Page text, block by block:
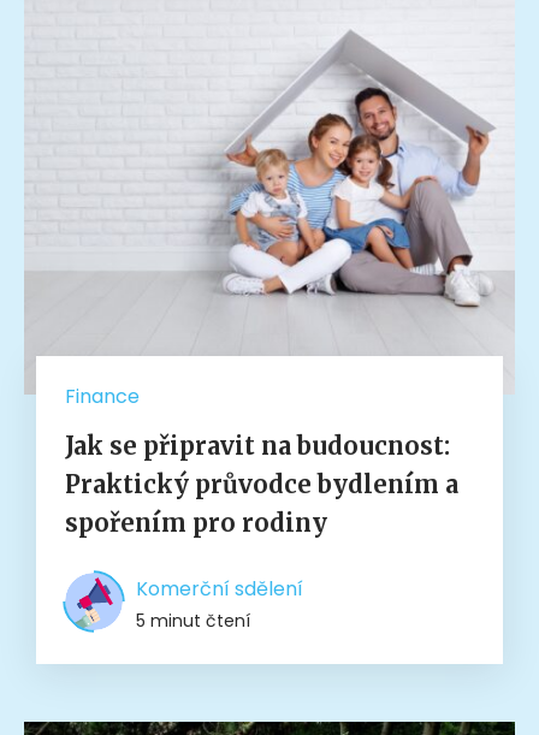
Finance
Jak se připravit na budoucnost:
Praktický průvodce bydlením a
spořením pro rodiny
Komerční sdělení
5 minut čtení